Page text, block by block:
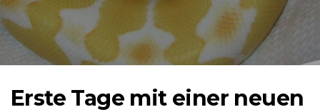
Erste Tage mit einer neuen